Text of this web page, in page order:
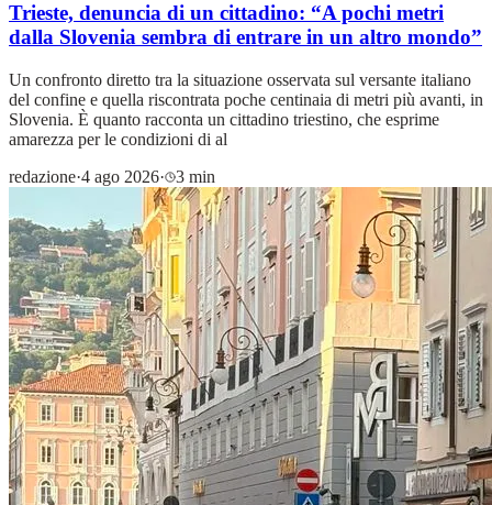
Trieste, denuncia di un cittadino: “A pochi metri
dalla Slovenia sembra di entrare in un altro mondo”
Un confronto diretto tra la situazione osservata sul versante italiano
del confine e quella riscontrata poche centinaia di metri più avanti, in
Slovenia. È quanto racconta un cittadino triestino, che esprime
amarezza per le condizioni di al
redazione·4 ago 2026· 3 min